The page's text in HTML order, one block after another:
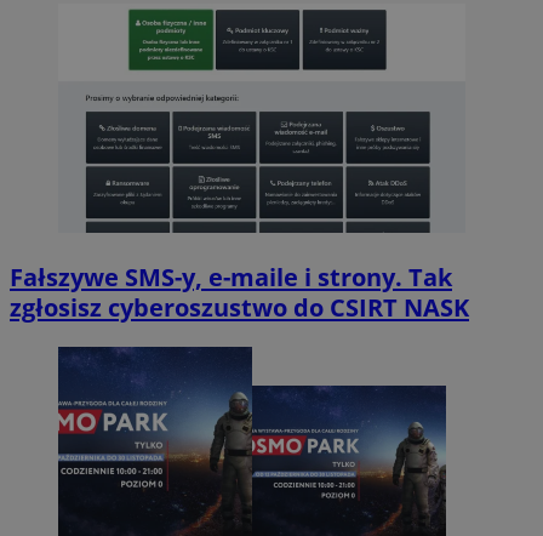
Fałszywe SMS-y, e-maile i strony. Tak
zgłosisz cyberoszustwo do CSIRT NASK